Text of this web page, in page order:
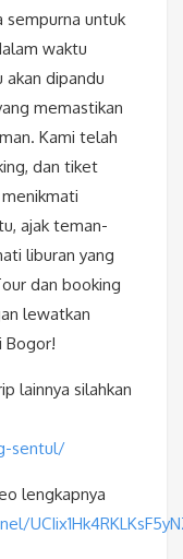
sempurna untuk
waktu
akan dipandu
memastikan
Kami telah
dan tiket
ajak teman-
liburan yang
dan booking
lewatkan
Bogor!
lainnya silahkan
sentul/
lengkapnya